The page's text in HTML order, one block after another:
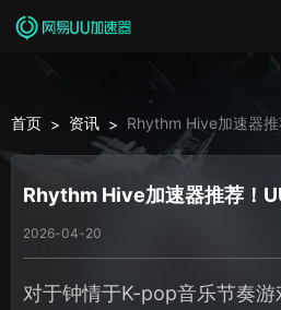
首页 > 资讯 > Rhythm Hive加速器推
Rhythm Hive加速器推荐！
2026-04-20
对于钟情于K-pop音乐节奏游